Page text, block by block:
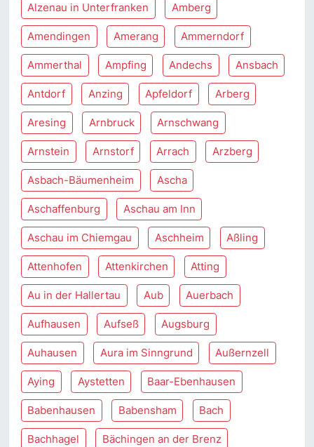
Alzenau in Unterfranken Amberg
Amendingen Amerang Ammerndorf
Ammerthal Ampfing Andechs Ansbach
Antdorf Anzing Apfeldorf Arberg
Aresing Arnbruck Arnschwang
Arnstein Arnstorf Arrach Arzberg
Asbach-Bäumenheim Ascha
Aschaffenburg Aschau am Inn
Aschau im Chiemgau Aschheim Aßling
Attenhofen Attenkirchen Atting
Au in der Hallertau Aub Auerbach
Aufhausen Aufseß Augsburg
Auhausen Aura im Sinngrund Außernzell
Aying Aystetten Baar-Ebenhausen
Babenhausen Babensham Bach
Bachhagel Bächingen an der Brenz